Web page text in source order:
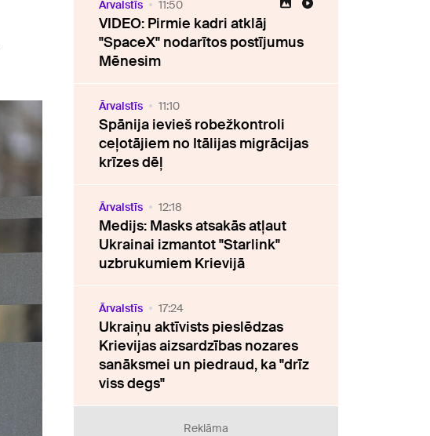
Ārvalstīs 11:50
VIDEO: Pirmie kadri atklāj
"SpaceX" nodarītos postījumus
Mēnesim
Ārvalstīs 11:10
Spānija ievieš robežkontroli
ceļotājiem no Itālijas migrācijas
krīzes dēļ
Ārvalstīs 12:18
Medijs: Masks atsakās atļaut
Ukrainai izmantot "Starlink"
uzbrukumiem Krievijā
Ārvalstīs 17:24
Ukraiņu aktīvists pieslēdzas
Krievijas aizsardzības nozares
sanāksmei un piedraud, ka "drīz
viss degs"
Reklāma